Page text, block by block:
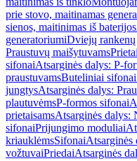
prie stovo, maitinamas
sienos, maitinimas iš baterijos
generatoriumiDviejų rankenų
Praustuvų maišytuvams
sifonaiAtsarginės dalys: P-
praustuvamsButeliniai sifonai
jungtysAtsarginės dalys:
plautuvėmsP-formos sifonai
prietaisamsAtsarginės dalys:
sifonaiPrijungimo moduliai
kriauklėmsSifonaiAtsarginės
vožtuvaiPriedaiAtsarginės